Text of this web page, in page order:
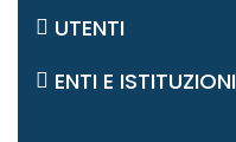
UTENTI
ENTI E ISTITUZIONI